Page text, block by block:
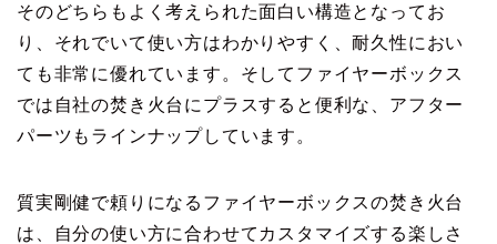
そのどちらもよく考えられた面白い構造となってお
り、それでいて使い方はわかりやすく、耐久性におい
ても非常に優れています。そしてファイヤーボックス
では自社の焚き火台にプラスすると便利な、アフター
パーツもラインナップしています。
質実剛健で頼りになるファイヤーボックスの焚き火台
は、自分の使い方に合わせてカスタマイズする楽しさ